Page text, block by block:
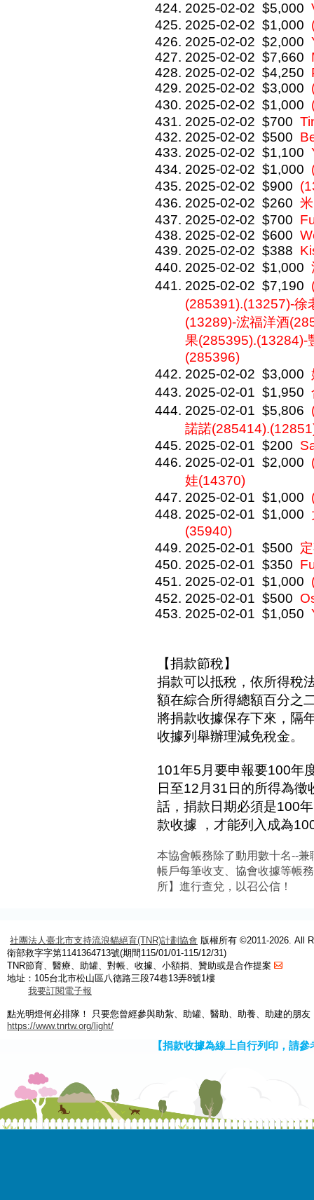
2025-02-02 $5,000
2025-02-02 $1,000
2025-02-02 $2,000
2025-02-02 $7,660
2025-02-02 $4,250
2025-02-02 $3,000
2025-02-02 $1,000
2025-02-02 $700
2025-02-02 $500
2025-02-02 $1,100
2025-02-02 $1,000
2025-02-02 $900
2025-02-02 $260 米
2025-02-02 $700
2025-02-02 $600
2025-02-02 $388
2025-02-02 $1,000
2025-02-02 $7,190
(285391).(13257)-徐
(13289)-浤福洋酒
果(285395).(13284)-
(285396)
2025-02-02 $3,000
2025-02-01 $1,950
2025-02-01 $5,806
諾諾
2025-02-01 $200
2025-02-01 $2,000
娃(14370)
2025-02-01 $1,000
2025-02-01 $1,000
(35940)
2025-02-01 $500
2025-02-01 $350
2025-02-01 $1,000
2025-02-01 $500
2025-02-01 $1,050
【捐款節稅】
捐款可以抵稅，依所得稅
額在綜合所得總額百分之
將捐款收據保存下來，隔
收據列舉辦理減免稅金。
101年5月要申報要100年
日至12月31日的所得為
話，捐款日期必須是100
款收據 ，才能列入成為
本協會帳務除了動用數十名--
帳戶每筆收支、協會收據等帳
所】進行查兌，以召公信！
社團法人臺北市支持流浪貓絕育(TNR)計劃協會 版權所有 ©2011-2026. All
衛部救字字第1141364713號(期間115/01/01-115/12/31)
TNR節育、醫療、助罐、對帳、收據、小額捐、贊助或是合作提案
地址：105台北市松山區八德路三段74巷13弄8號1樓
我要訂閱電子報
點光明燈何必排隊！ 只要您曾經參與助紮、助罐、醫助、助養、助建的朋
https://www.tnrtw.org/light/
【捐款收據為線上自行列印，請參